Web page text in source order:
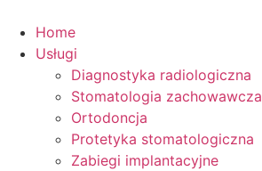
treści
Home
Usługi
Diagnostyka radiologiczna
Stomatologia zachowawcza
Ortodoncja
Protetyka stomatologiczna
Zabiegi implantacyjne